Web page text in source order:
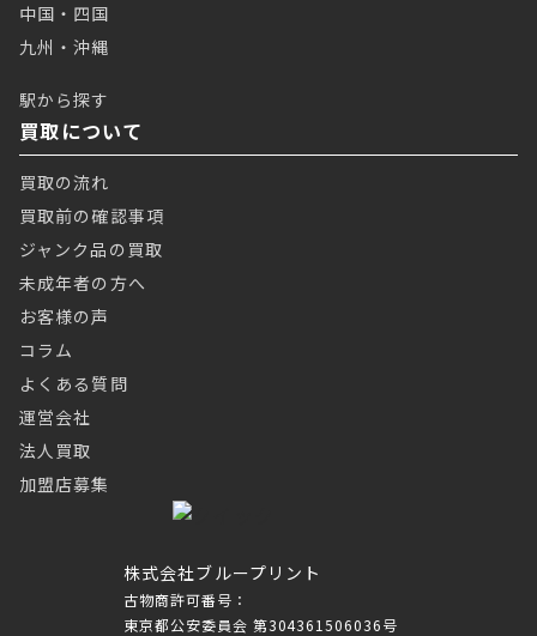
株式会社ブループリント
古物商許可番号：
東京都公安委員会 第304361506036号
中国・四国
九州・沖縄
駅から探す
買取について
買取の流れ
買取前の確認事項
ジャンク品の買取
未成年者の方へ
お客様の声
コラム
よくある質問
運営会社
法人買取
加盟店募集